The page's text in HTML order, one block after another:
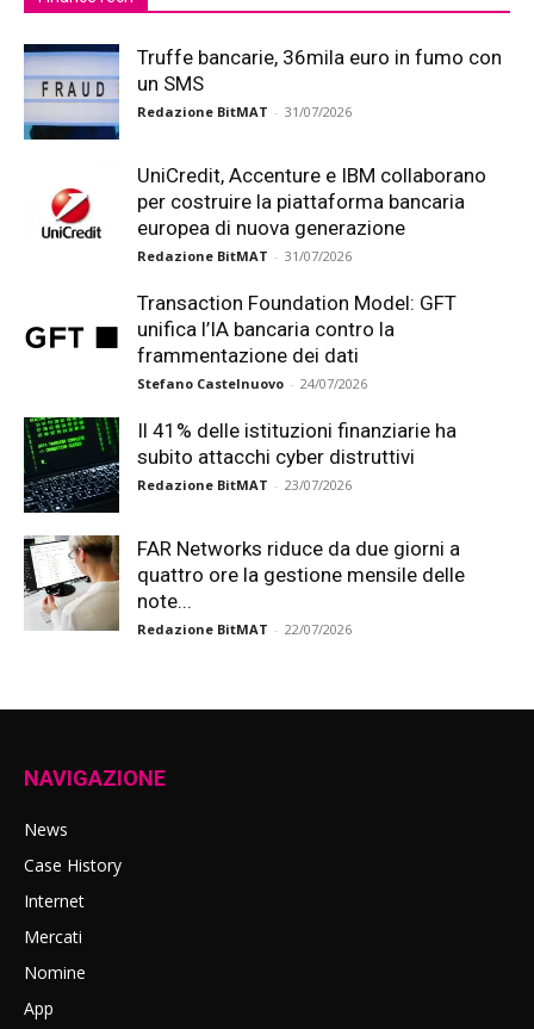
Truffe bancarie, 36mila euro in fumo con
un SMS
Redazione BitMAT - 31/07/2026
UniCredit, Accenture e IBM collaborano
per costruire la piattaforma bancaria
europea di nuova generazione
Redazione BitMAT - 31/07/2026
Transaction Foundation Model: GFT
unifica l’IA bancaria contro la
frammentazione dei dati
Stefano Castelnuovo - 24/07/2026
Il 41% delle istituzioni finanziarie ha
subito attacchi cyber distruttivi
Redazione BitMAT - 23/07/2026
FAR Networks riduce da due giorni a
quattro ore la gestione mensile delle
note...
Redazione BitMAT - 22/07/2026
NAVIGAZIONE
News
Case History
Internet
Mercati
Nomine
App